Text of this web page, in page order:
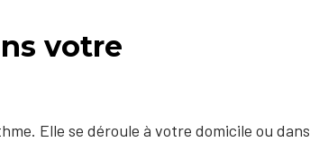
votre
Elle se déroule à votre domicile ou dans